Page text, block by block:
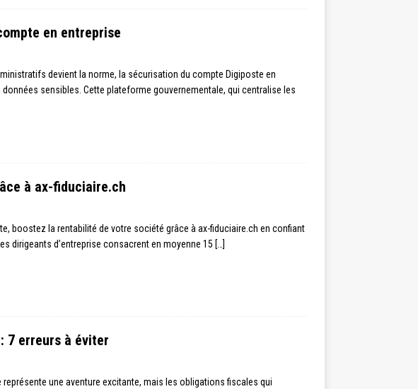
en entreprise
devient la norme, la sécurisation du compte Digiposte en
sensibles. Cette plateforme gouvernementale, qui centralise les
à ax-fiduciaire.ch
boostez la rentabilité de votre société grâce à ax-fiduciaire.ch en confiant
dirigeants d’entreprise consacrent en moyenne 15 […]
7 erreurs à éviter
une aventure excitante, mais les obligations fiscales qui